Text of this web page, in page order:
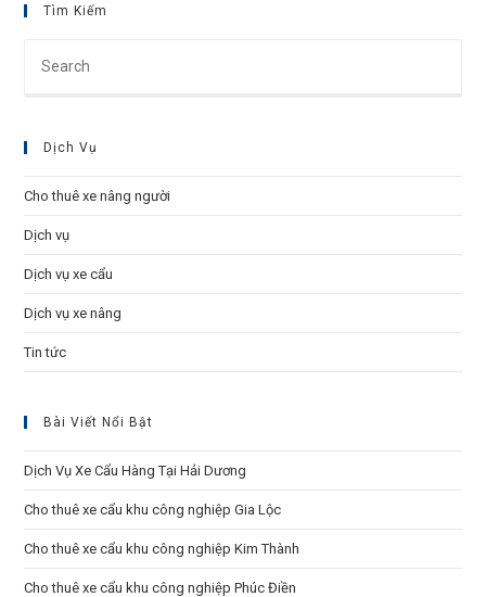
Tìm Kiếm
Dịch Vụ
Cho thuê xe nâng người
Dịch vụ
Dịch vụ xe cẩu
Dịch vụ xe nâng
Tin tức
Bài Viết Nổi Bật
Dịch Vụ Xe Cẩu Hàng Tại Hải Dương
Cho thuê xe cẩu khu công nghiệp Gia Lộc
Cho thuê xe cẩu khu công nghiệp Kim Thành
Cho thuê xe cẩu khu công nghiệp Phúc Điền